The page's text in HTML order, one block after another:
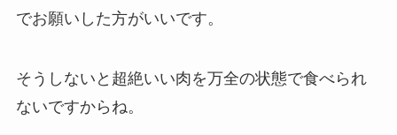
でお願いした方がいいです。
そうしないと超絶いい肉を万全の状態で食べられ
ないですからね。